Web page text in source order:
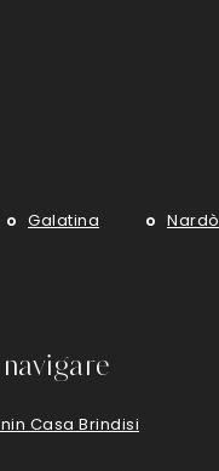
Galatina Nardò
Casa Brindisi